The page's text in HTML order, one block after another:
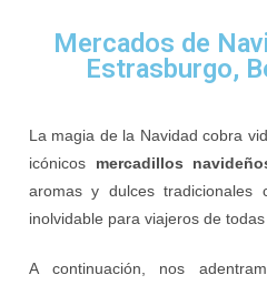
Mercados de
Estrasburgo,
La magia de la Navidad cobra
icónicos mercadillos
aromas y dulces tradicionales
inolvidable para viajeros de todas
A continuación, nos